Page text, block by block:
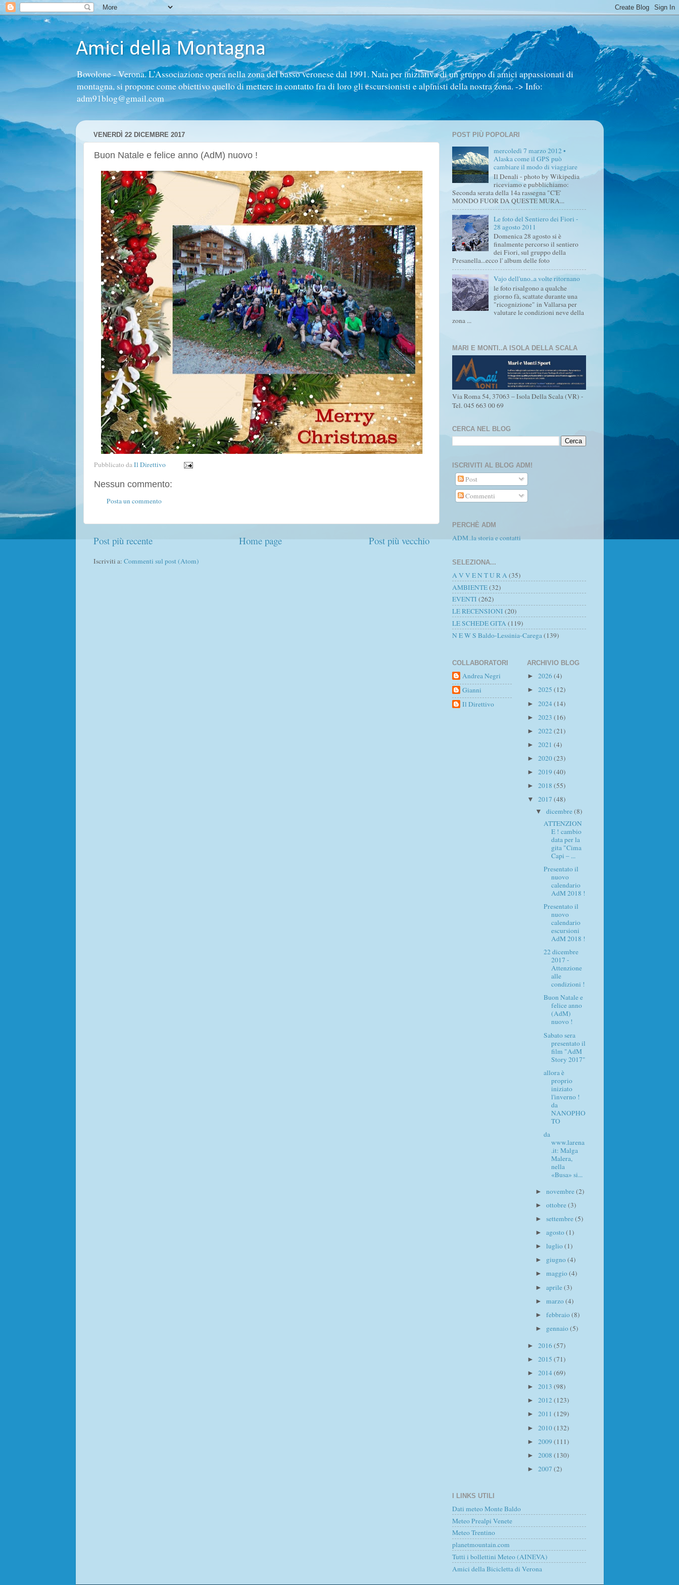
Amici della Montagna
Bovolone - Verona. L’Associazione opera nella zona del basso veronese dal 1991. Nata per iniziativa di un gruppo di amici appassionati di
montagna, si propone come obiettivo quello di mettere in contatto fra di loro gli escursionisti e alpinisti della nostra zona. -> Info:
adm91blog@gmail.com
VENERDÌ 22 DICEMBRE 2017
Buon Natale e felice anno (AdM) nuovo !
Pubblicato daIl Direttivo
Nessun commento:
Posta un commento
Post più recente Post più vecchio
Home page
Iscriviti a: Commenti sul post (Atom)
POST PIÙ POPOLARI
mercoledì 7 marzo 2012 •
Alaska come il GPS può
cambiare il modo di viaggiare
Il Denali - photo by Wikipedia
riceviamo e pubblichiamo:
Seconda serata della 14a rassegna "C'E'
MONDO FUOR DA QUESTE MURA...
Le foto del Sentiero dei Fiori -
28 agosto 2011
Domenica 28 agosto si è
finalmente percorso il sentiero
dei Fiori, sul gruppo della
Presanella...ecco l' album delle foto
Vajo dell'uno..a volte ritornano
le foto risalgono a qualche
giorno fà, scattate durante una
"ricognizione" in Vallarsa per
valutare le condizioni neve della
zona ...
MARI E MONTI..A ISOLA DELLA SCALA
Via Roma 54, 37063 – Isola Della Scala (VR) -
Tel. 045 663 00 69
CERCA NEL BLOG
ISCRIVITI AL BLOG ADM!
Post
Commenti
PERCHÈ ADM
ADM..la storia e contatti
SELEZIONA...
A V V E N T U R A (35)
AMBIENTE(32)
EVENTI (262)
LE RECENSIONI (20)
LE SCHEDE GITA (119)
N E W S Baldo-Lessinia-Carega (139)
COLLABORATORI
Andrea Negri
Gianni
Il Direttivo
ARCHIVIO BLOG
► 2026(4)
► 2025 (12)
► 2024(14)
► 2023 (16)
► 2022 (21)
► 2021 (4)
► 2020(23)
► 2019 (40)
► 2018 (55)
▼ 2017 (48)
▼ dicembre(8)
ATTENZION
E ! cambio
data per la
gita "Cima
Capi – ...
Presentato il
nuovo
calendario
AdM 2018 !
Presentato il
nuovo
calendario
escursioni
AdM 2018 !
22 dicembre
2017 -
Attenzione
alle
condizioni !
Buon Natale e
felice anno
(AdM)
nuovo !
Sabato sera
presentato il
film "AdM
Story 2017"
allora è
proprio
iniziato
l'inverno !
da
NANOPHO
TO
da
www.larena
.it: Malga
Malera,
nella
«Busa» si...
► novembre(2)
► ottobre(3)
► settembre(5)
► agosto(1)
► luglio(1)
► giugno(4)
► maggio(4)
► aprile(3)
► marzo(4)
► febbraio(8)
► gennaio(5)
► 2016(57)
► 2015 (71)
► 2014(69)
► 2013 (98)
► 2012 (123)
► 2011 (129)
► 2010(132)
► 2009 (111)
► 2008 (130)
► 2007 (2)
I LINKS UTILI
Dati meteo Monte Baldo
Meteo Prealpi Venete
Meteo Trentino
planetmountain.com
Tutti i bollettini Meteo (AINEVA)
Amici della Bicicletta di Verona